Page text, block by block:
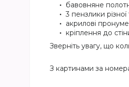
бавовняне
3 пензлики
акрилові
кріплення до
Зверніть увагу, що
З картинами за